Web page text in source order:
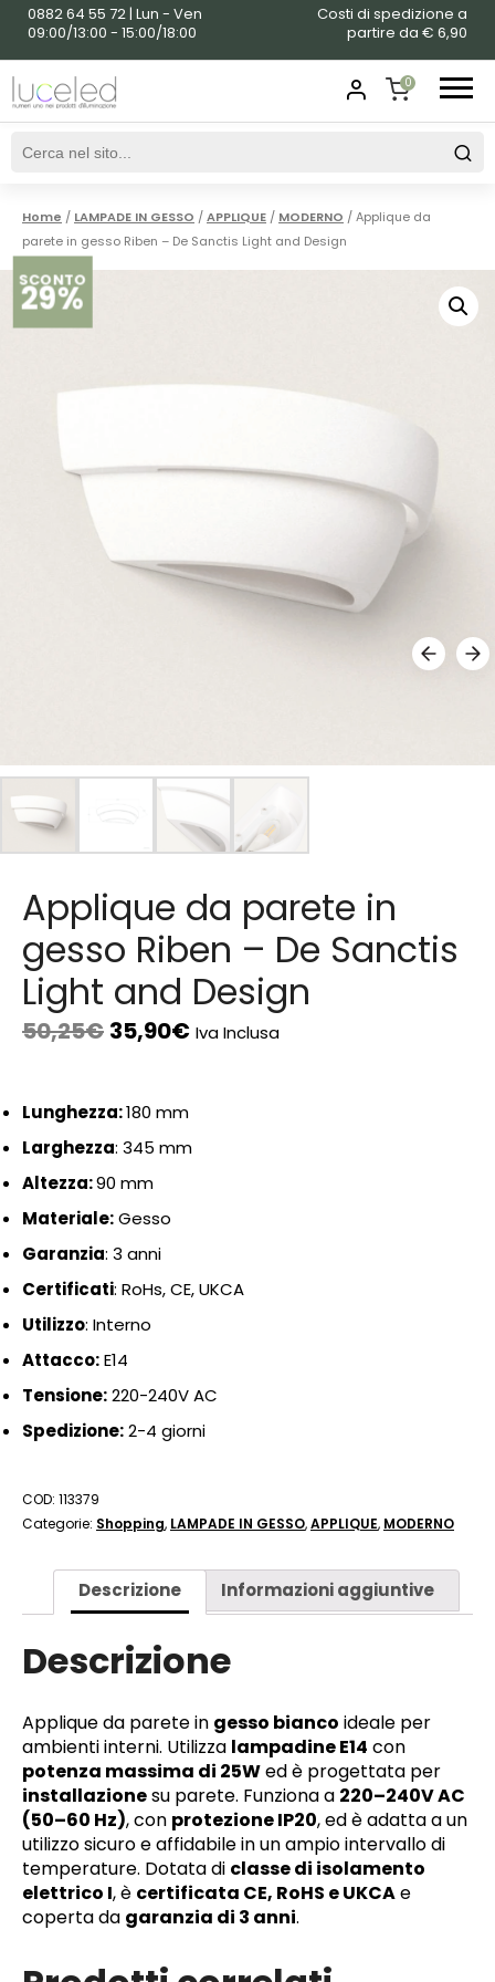
0882 64 55 72 | Lun - Ven
09:00/13:00 - 15:00/18:00
Costi di spedizione a
partire da € 6,90
0
SHOPPING
Home / LAMPADE IN GESSO /APPLIQUE / MODERNO / Applique da
parete in gesso Riben – De Sanctis Light and Design
SCONTO
29%
Applique da parete in
gesso Riben – De Sanctis
Light and Design
50,25€ 35,90€ Iva Inclusa
Lunghezza:180 mm
Larghezza: 345 mm
Altezza:90 mm
Materiale:Gesso
Garanzia: 3 anni
Certificati: RoHs, CE, UKCA
Utilizzo: Interno
Attacco:E14
Tensione:220-240V AC
Spedizione:2-4 giorni
COD: 113379
Categorie: Shopping, LAMPADE IN GESSO,APPLIQUE, MODERNO
Descrizione Informazioni aggiuntive
Descrizione
Applique da parete in gesso bianco ideale per
ambienti interni. Utilizza lampadine E14 con
potenza massima di 25Wed è progettata per
installazionesu parete. Funziona a 220–240V AC
(50–60 Hz), con protezione IP20, ed è adatta a un
utilizzo sicuro e affidabile in un ampio intervallo di
temperature. Dotata di classe di isolamento
elettrico I, è certificata CE, RoHS e UKCAe
coperta da garanzia di 3 anni.